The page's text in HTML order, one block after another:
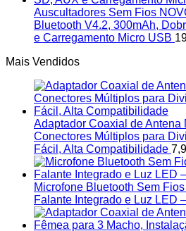
Auscultadores Sem Fios
Bluetooth V4.2, 300mAh,
e Carregamento Micro USB
Mais Vendidos
Adaptador Coaxial de Antena
Conectores Múltiplos para
Fácil, Alta Compatibilidade
Microfone Bluetooth Sem
Falante Integrado e Luz LED